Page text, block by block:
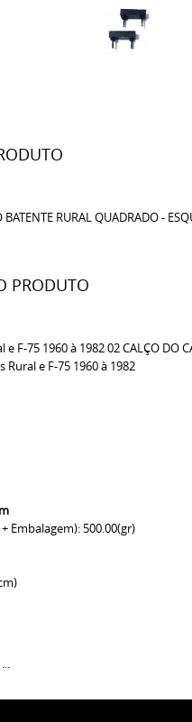
RURAL QUADRADO -
PRODUTO
e F-75 1960 à 1982 02 CALÇO
e F-75 1960 à 1982
Embalagem): 500.00(gr)